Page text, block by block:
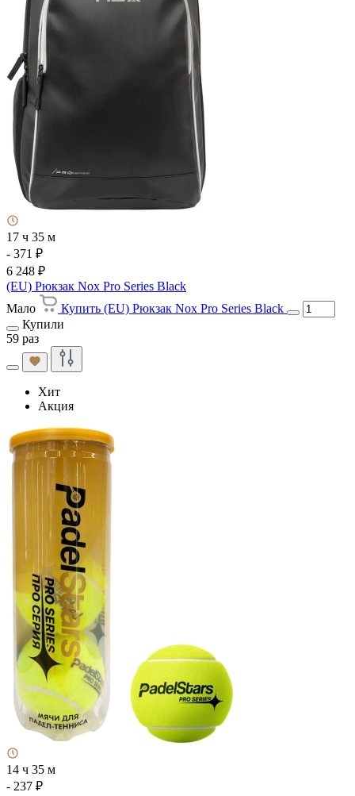
17 ч 35 м
- 371 ₽
6 248 ₽
(EU) Рюкзак Nox Pro Series Black
Мало
Купить (EU) Рюкзак Nox Pro Series Black
Купили
59 раз
Хит
Акция
14 ч 35 м
- 237 ₽